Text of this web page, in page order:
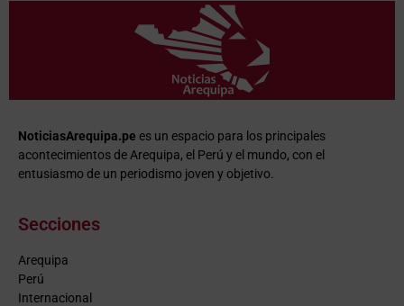
NoticiasArequipa.pe es un espacio para los principales
acontecimientos de Arequipa, el Perú y el mundo, con el
entusiasmo de un periodismo joven y objetivo.
Secciones
Arequipa
Perú
Internacional